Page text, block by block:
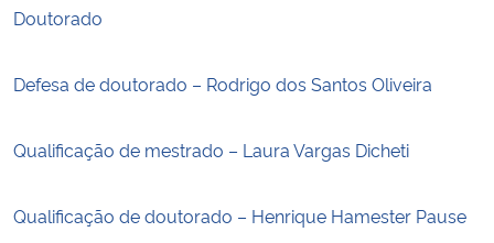
Doutorado
Defesa de doutorado – Rodrigo dos Santos Oliveira
Qualificação de mestrado – Laura Vargas Dicheti
Qualificação de doutorado – Henrique Hamester Pause